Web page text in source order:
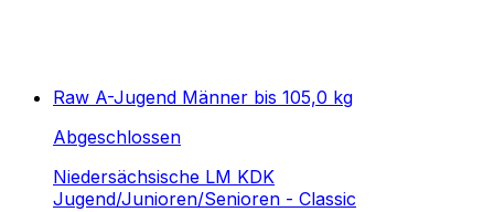
Raw A-Jugend Männer bis 105,0 kg
Abgeschlossen
Niedersächsische LM KDK
Jugend/Junioren/Senioren - Classic